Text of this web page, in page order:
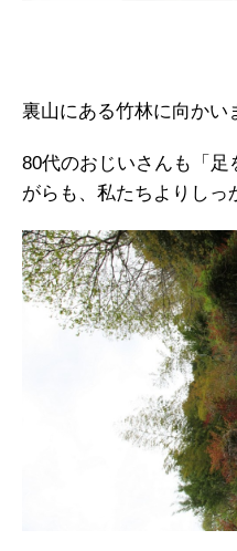
裏山にある竹林に向かい
80代のおじいさんも「
がらも、私たちよりしっ